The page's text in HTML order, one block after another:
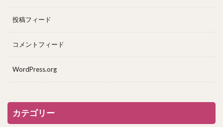
投稿フィード
コメントフィード
WordPress.org
カテゴリー